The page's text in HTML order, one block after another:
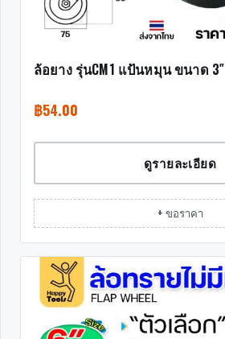
ล้อยาง รุ่นCM1 แป้นหมุน ขนาด 3″
฿54.00
ดูรายละเอียด
+ ขอราคา